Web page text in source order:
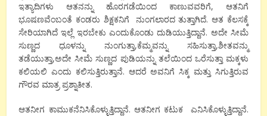
ಇತ್ಯಾದಿಗಳು ಆತನನ್ನು ಹೊರಗಡೆಯಿಂದ ಕಾಣುವವರಿಗೆ, ಆತನಿಗೆ
ಭೂಷಣವೆಂಬಂತೆ ಕಂಡರು ಶಿಕ್ಷಕನಿಗೆ ನುಂಗಲಾರದ ತುತ್ತಾಗಿದೆ. ಆತ ಕೆಲಸಕ್ಕೆ
ಸೇರಿಯಾಗಿದೆ ಇಲ್ಲೆ ಇರಬೇಕು ಎಂದುಕೊಂಡು ದುಡಿಯುತ್ತಿದ್ದಾನೆ. ಅದೇ ಸೀಮೆ
ಸುಣ್ಣದ ಧೂಳನ್ನು ನುಂಗುತ್ತಾ,ಕೆಮ್ಮವನ್ನು ಸಹಿಸುತ್ತಾ,ಶೀತವನ್ಮು
ತಡೆಯುತ್ತಾ,ಅದೇ ಸೀಮೆ ಸುಣ್ಣದ ಪುಡಿಯನ್ನು ತಲೆಯಿಂದ ಒರೆಸುತ್ತಾ ಮಕ್ಕಳು
ಕಲಿಯಲಿ ಎಂದು ಕಲಿಸುತ್ತಿರುತ್ತಾನೆ. ಆದರೆ ಅವನಿಗೆ ಸಿಕ್ಕ ಮತ್ತು ಸಿಗುತ್ತಿರುವ
ಗೌರವ ಮಾತ್ರ ಪ್ರಶ್ನಾತೀತ.
ಆತನೀಗ ಕಾಮುಕನೆನಿಸಿಕೊಳ್ಳುತ್ತಿದ್ದಾನೆ. ಆತನೀಗ ಕಟುಕ ಎನಿಸಿಕೊಳ್ಳುತ್ತಿದ್ದಾನೆ.